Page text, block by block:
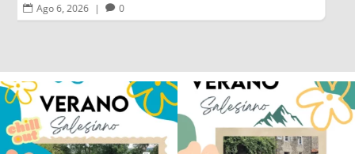
 Ago 6, 2026 | 
Los alumnos de 6º de Primaria, 1º y 2º
de la ESO...
145 2
La diversión y la alegría también se han
sentido...
95 0